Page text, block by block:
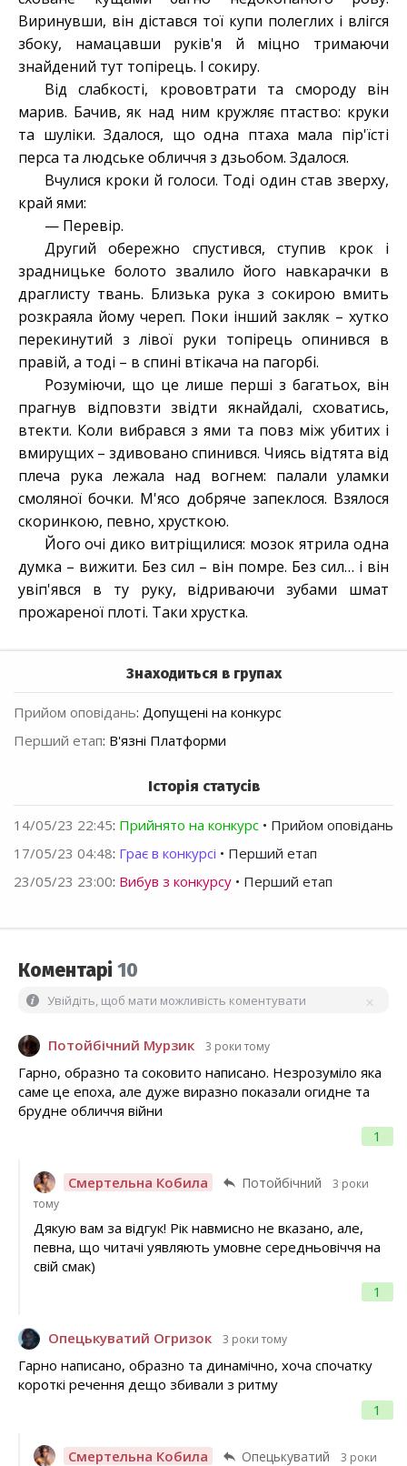
Виринувши, він дістався тої купи полеглих і влігся
збоку, намацавши руків'я й міцно тримаючи
знайдений тут топірець. І сокиру.
Від слабкості, крововтрати та смороду він
марив. Бачив, як над ним кружляє птаство: круки
та шуліки. Здалося, що одна птаха мала пір'їсті
перса та людське обличчя з дзьобом. Здалося.
Вчулися кроки й голоси. Тоді один став зверху,
край ями:
— Перевір.
Другий обережно спустився, ступив крок і
зрадницьке болото звалило його навкарачки в
драглисту твань. Близька рука з сокирою вмить
розкраяла йому череп. Поки інший закляк – хутко
перекинутий з лівої руки топірець опинився в
правій, а тоді – в спині втікача на пагорбі.
Розуміючи, що це лише перші з багатьох, він
прагнув відповзти звідти якнайдалі, сховатись,
втекти. Коли вибрався з ями та повз між убитих і
вмирущих – здивовано спинився. Чиясь відтята від
плеча рука лежала над вогнем: палали уламки
смоляної бочки. М'ясо добряче запеклося. Взялося
скоринкою, певно, хрусткою.
Його очі дико витріщилися: мозок ятрила одна
думка – вижити. Без сил – він помре. Без сил… і він
увіп'явся в ту руку, відриваючи зубами шмат
прожареної плоті. Таки хрустка.
Знаходиться в групах
Прийом оповідань: Допущені на конкурс
Перший етап: В'язні Платформи
Історія статусів
14/05/23 22:45: Прийнято на конкурс • Прийом оповідань
17/05/23 04:48: Грає в конкурсі • Перший етап
23/05/23 23:00: Вибув з конкурсу • Перший етап
Коментарі 10
Увійдіть, щоб мати можливість коментувати
Потойбічний Мурзик 3 роки тому
1
Гарно, образно та соковито написано. Незрозуміло яка
саме це епоха, але дуже виразно показали огидне та
брудне обличчя війни
Смертельна Кобила Потойбічний
3 роки
тому
1
Дякую вам за відгук! Рік навмисно не вказано, але,
певна, що читачі уявляють умовне середньовіччя на
свій смак)
Опецькуватий Огризок 3 роки тому
1
Гарно написано, образно та динамічно, хоча спочатку
короткі речення дещо збивали з ритму
Смертельна Кобила Опецькуватий
3 роки